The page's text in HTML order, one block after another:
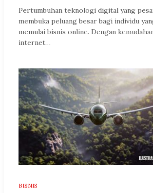
Pertumbuhan teknologi digital yang
membuka peluang besar bagi individu
memulai bisnis online. Dengan
internet…
BISNIS